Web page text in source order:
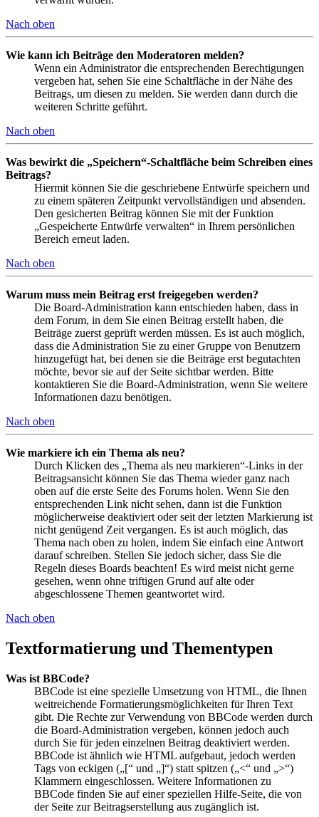
Nach oben
Wie kann ich Beiträge den Moderatoren melden?
Wenn ein Administrator die entsprechenden Berechtigungen
vergeben hat, sehen Sie eine Schaltfläche in der Nähe des
Beitrags, um diesen zu melden. Sie werden dann durch die
weiteren Schritte geführt.
Nach oben
Was bewirkt die „Speichern“-Schaltfläche beim Schreiben eines
Beitrags?
Hiermit können Sie die geschriebene Entwürfe speichern und
zu einem späteren Zeitpunkt vervollständigen und absenden.
Den gesicherten Beitrag können Sie mit der Funktion
„Gespeicherte Entwürfe verwalten“ in Ihrem persönlichen
Bereich erneut laden.
Nach oben
Warum muss mein Beitrag erst freigegeben werden?
Die Board-Administration kann entschieden haben, dass in
dem Forum, in dem Sie einen Beitrag erstellt haben, die
Beiträge zuerst geprüft werden müssen. Es ist auch möglich,
dass die Administration Sie zu einer Gruppe von Benutzern
hinzugefügt hat, bei denen sie die Beiträge erst begutachten
möchte, bevor sie auf der Seite sichtbar werden. Bitte
kontaktieren Sie die Board-Administration, wenn Sie weitere
Informationen dazu benötigen.
Nach oben
Wie markiere ich ein Thema als neu?
Durch Klicken des „Thema als neu markieren“-Links in der
Beitragsansicht können Sie das Thema wieder ganz nach
oben auf die erste Seite des Forums holen. Wenn Sie den
entsprechenden Link nicht sehen, dann ist die Funktion
möglicherweise deaktiviert oder seit der letzten Markierung ist
nicht genügend Zeit vergangen. Es ist auch möglich, das
Thema nach oben zu holen, indem Sie einfach eine Antwort
darauf schreiben. Stellen Sie jedoch sicher, dass Sie die
Regeln dieses Boards beachten! Es wird meist nicht gerne
gesehen, wenn ohne triftigen Grund auf alte oder
abgeschlossene Themen geantwortet wird.
Nach oben
Textformatierung und Thementypen
Was ist BBCode?
BBCode ist eine spezielle Umsetzung von HTML, die Ihnen
weitreichende Formatierungsmöglichkeiten für Ihren Text
gibt. Die Rechte zur Verwendung von BBCode werden durch
die Board-Administration vergeben, können jedoch auch
durch Sie für jeden einzelnen Beitrag deaktiviert werden.
BBCode ist ähnlich wie HTML aufgebaut, jedoch werden
Tags von eckigen („[“ und „]“) statt spitzen („<“ und „>“)
Klammern eingeschlossen. Weitere Informationen zu
BBCode finden Sie auf einer speziellen Hilfe-Seite, die von
der Seite zur Beitragserstellung aus zugänglich ist.